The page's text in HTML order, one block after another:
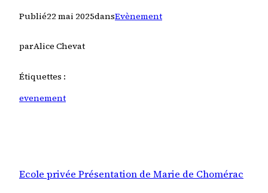
Publié22 mai 2025dansEvènement
parAlice Chevat
Étiquettes :
evenement
Ecole privée Présentation de Marie de Chomérac